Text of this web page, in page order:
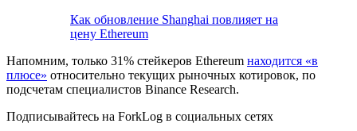
Как обновление Shanghai повлияет на
цену Ethereum
Напомним, только 31% стейкеров Ethereum находится «в
плюсе» относительно текущих рыночных котировок, по
подсчетам специалистов Binance Research.
Подписывайтесь на ForkLog в социальных сетях